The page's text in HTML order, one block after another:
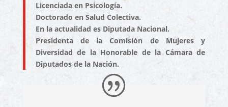
Licenciada en Psicología.
Doctorado en Salud Colectiva.
En la actualidad es Diputada Nacional.
Presidenta de la Comisión de Mujeres y
Diversidad de la Honorable de la Cámara de
Diputados de la Nación.